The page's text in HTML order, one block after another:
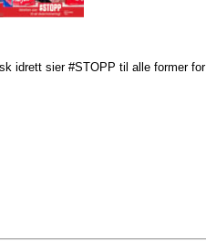
idrett sier #STOPP til alle former for